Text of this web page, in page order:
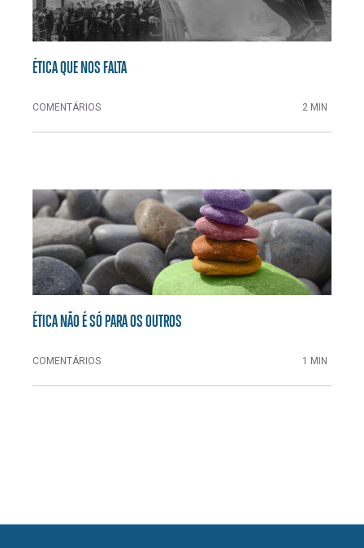
ÉTICA QUE NOS FALTA
COMENTÁRIOS 2 MIN
ÉTICA NÃO É SÓ PARA OS OUTROS
COMENTÁRIOS 1 MIN